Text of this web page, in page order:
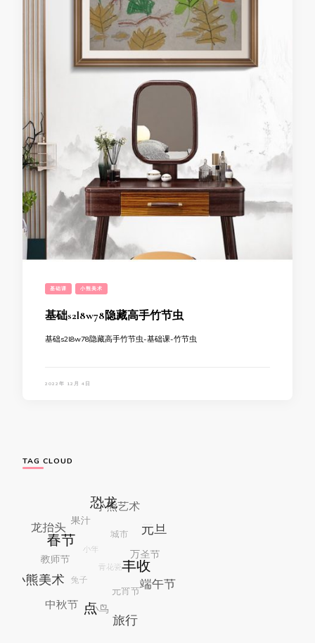
基础课 小熊美术
基础s2l8w78隐藏高手竹节虫
基础s2l8w78隐藏高手竹节虫-基础课-竹节虫
2022年 12月 4日
TAG CLOUD